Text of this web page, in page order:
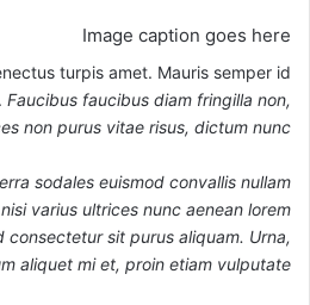
Image caption goes here
turpis amet. Mauris semper id
Faucibus faucibus diam fringilla non,
non purus vitae risus, dictum nunc.
sodales euismod convallis nullam
varius ultrices nunc aenean lorem
consectetur sit purus aliquam. Urna,
aliquet mi et, proin etiam vulputate.